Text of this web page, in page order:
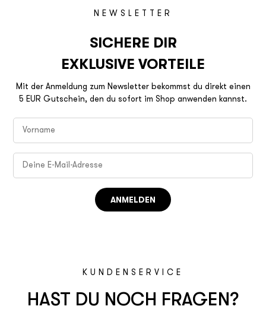
NEWSLETTER
SICHERE DIR
EXKLUSIVE VORTEILE
Mit der Anmeldung zum Newsletter bekommst du direkt einen
5 EUR Gutschein, den du sofort im Shop anwenden kannst.
ANMELDEN
KUNDENSERVICE
HAST DU NOCH FRAGEN?